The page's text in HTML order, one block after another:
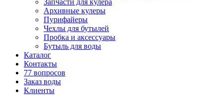
Запчасти для кулера
Архивные кулеры
Пурифайеры
Чехлы для бутылей
Пробка и аксессуары
Бутыль для воды
Каталог
Контакты
77 вопросов
Заказ воды
Клиенты